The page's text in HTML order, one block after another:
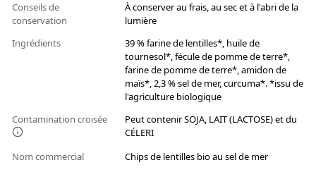
Conseils de
conservation
À conserver au frais, au sec et à l'abri de la
lumière
Ingrédients
39 % farine de lentilles*, huile de
tournesol*, fécule de pomme de terre*,
farine de pomme de terre*, amidon de
maïs*, 2,3 % sel de mer, curcuma*. *issu de
l'agriculture biologique
Contamination croisée
Peut contenir SOJA, LAIT (LACTOSE) et du
CÉLERI
Nom commercial
Chips de lentilles bio au sel de mer